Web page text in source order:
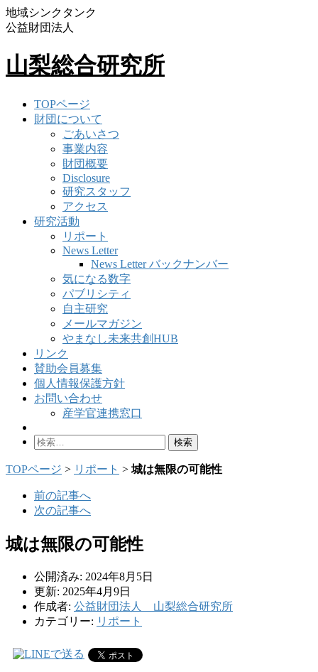
地域シンクタンク
公益財団法人
山梨総合研究所
TOPページ
財団について
ごあいさつ
事業内容
財団概要
Disclosure
研究スタッフ
アクセス
研究活動
リポート
News Letter
News Letter バックナンバー
気になる数字
パブリシティ
自主研究
メールマガジン
やまなし未来共創HUB
リンク
賛助会員募集
個人情報保護方針
お問い合わせ
産学官連携窓口
検
TOPページ > リポート > 城は無限の可能性
前の記事へ
次の記事へ
城は無限の可能性
公開済み: 2024年8月5日
更新: 2025年4月9日
作成者: 公益財団法人 山梨総合研究所
カテゴリー: リポート